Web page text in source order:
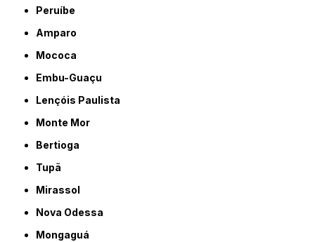
Peruíbe
Amparo
Mococa
Embu-Guaçu
Lençóis Paulista
Monte Mor
Bertioga
Tupã
Mirassol
Nova Odessa
Mongaguá